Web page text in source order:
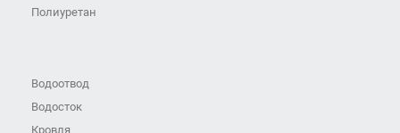
Полиуретан
Водоотвод
Водосток
Кровля